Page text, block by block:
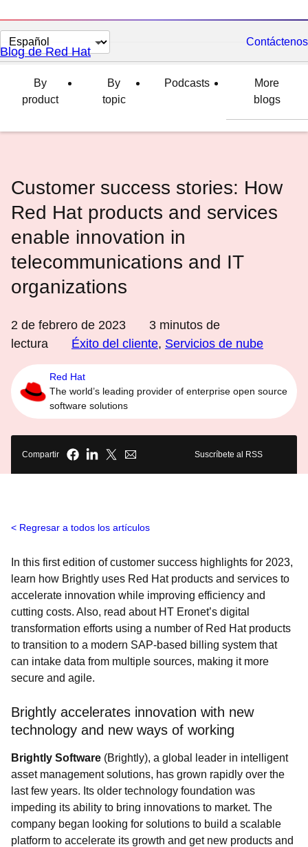
Cambiar
el
idioma
Contáctenos
Blog de Red Hat
By
product
By
topic
Podcasts
More
blogs
Customer success stories: How
Red Hat products and services
enable innovation in
telecommunications and IT
organizations
2 de febrero de 2023 3 minutos de
lectura
Éxito del cliente, Servicios de nube
Red Hat
The world’s leading provider of enterprise open source
software solutions
Compartir Suscríbete al RSS
Regresar a todos los artículos
In this first edition of customer success highlights for 2023,
learn how Brightly uses Red Hat products and services to
accelerate innovation while improving efficiency and
cutting costs. Also, read about HT Eronet’s digital
transformation efforts using a number of Red Hat products
to transition to a modern SAP-based billing system that
can intake data from multiple sources, making it more
secure and agile.
Brightly accelerates innovation with new
technology and new ways of working
Brightly Software (Brightly), a global leader in intelligent
asset management solutions, has grown rapidly over the
last few years. Its older technology foundation was
impeding its ability to bring innovations to market. The
company began looking for solutions to build a scalable
platform to accelerate its growth and get new products and